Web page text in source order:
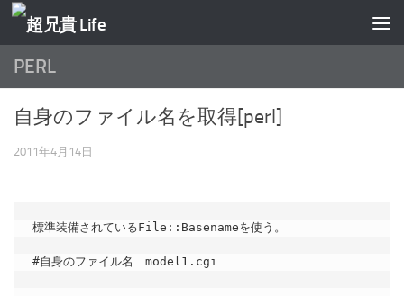
コンテンツへスキップ
PERL
自身のファイル名を取得[perl]
2011年4月14日
標準装備されているFile::Basenameを使う。
#自身のファイル名　model1.cgi